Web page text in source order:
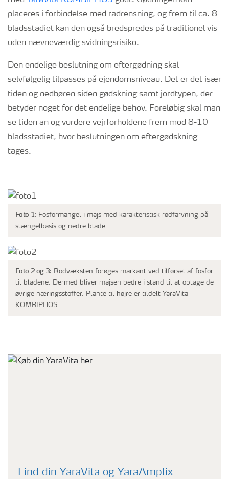
placeres i forbindelse med radrensning, og frem til ca. 8-
bladsstadiet kan den også bredspredes på traditionel vis
uden nævneværdig svidningsrisiko.
Den endelige beslutning om eftergødning skal
selvfølgelig tilpasses på ejendomsniveau. Det er det især
tiden og nedbøren siden gødskning samt jordtypen, der
betyder noget for det endelige behov. Foreløbig skal man
se tiden an og vurdere vejrforholdene frem mod 8-10
bladsstadiet, hvor beslutningen om eftergødskning
tages.
Foto 1: Fosformangel i majs med karakteristisk rødfarvning på
stængelbasis og nedre blade.
Foto 2 og 3: Rodvæksten forøges markant ved tilførsel af fosfor
til bladene. Dermed bliver majsen bedre i stand til at optage de
øvrige næringsstoffer. Plante til højre er tildelt YaraVita
KOMBIPHOS.
Find din YaraVita og YaraAmplix